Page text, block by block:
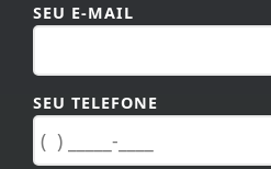
SEU E-MAIL
SEU TELEFONE